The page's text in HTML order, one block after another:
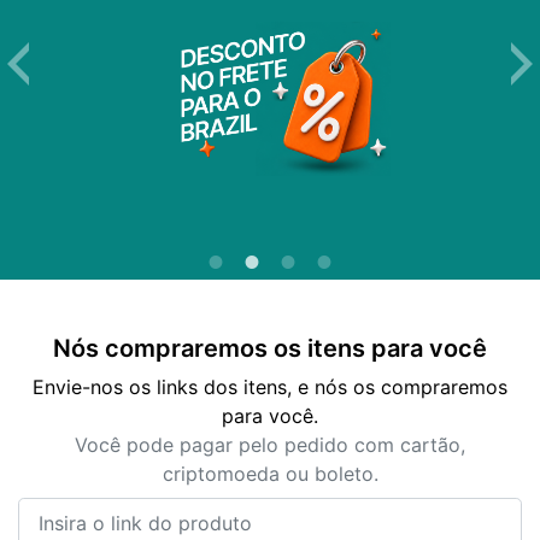
Nós compraremos os itens para você
Envie-nos os links dos itens, e nós os compraremos
para você.
Você pode pagar pelo pedido com cartão,
criptomoeda ou boleto.